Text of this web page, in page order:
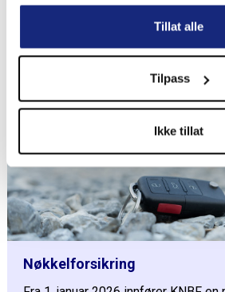
Tillat alle
Tilpass
Ikke tillat
Nøkkelforsikring